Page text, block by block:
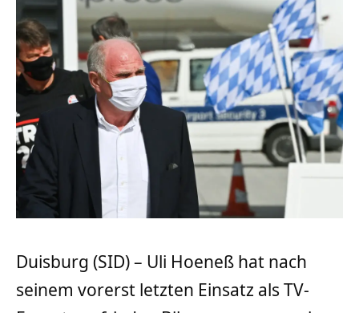
Duisburg (SID) – Uli Hoeneß hat nach
seinem vorerst letzten Einsatz als TV-